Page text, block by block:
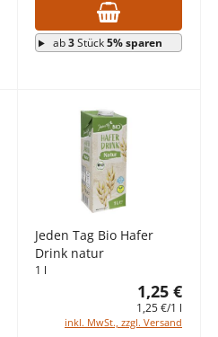
ab3Stück5% sparen
Jeden Tag Bio Hafer
Drink natur
1 l
1,25 €
1,25 €/1 l
inkl. MwSt., zzgl. Versand